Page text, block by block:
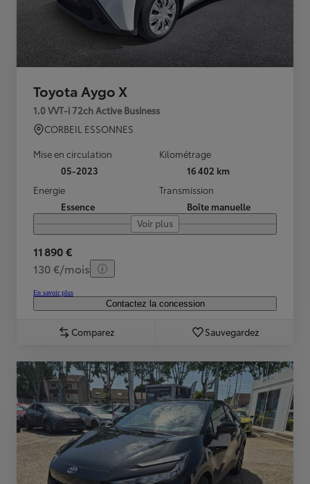
Toyota Aygo X
1.0 VVT-i 72ch Active Business
CORBEIL ESSONNES
Mise en circulation
05-2023
Kilométrage
16 402 km
Energie
Essence
Transmission
Boîte manuelle
Voir plus
11 890 €
130 €/mois
En savoir plus
Contactez la concession
Comparez Sauvegardez